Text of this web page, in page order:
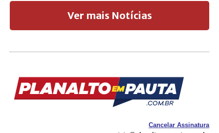
Ver mais Notícias
Cancelar Assinatura